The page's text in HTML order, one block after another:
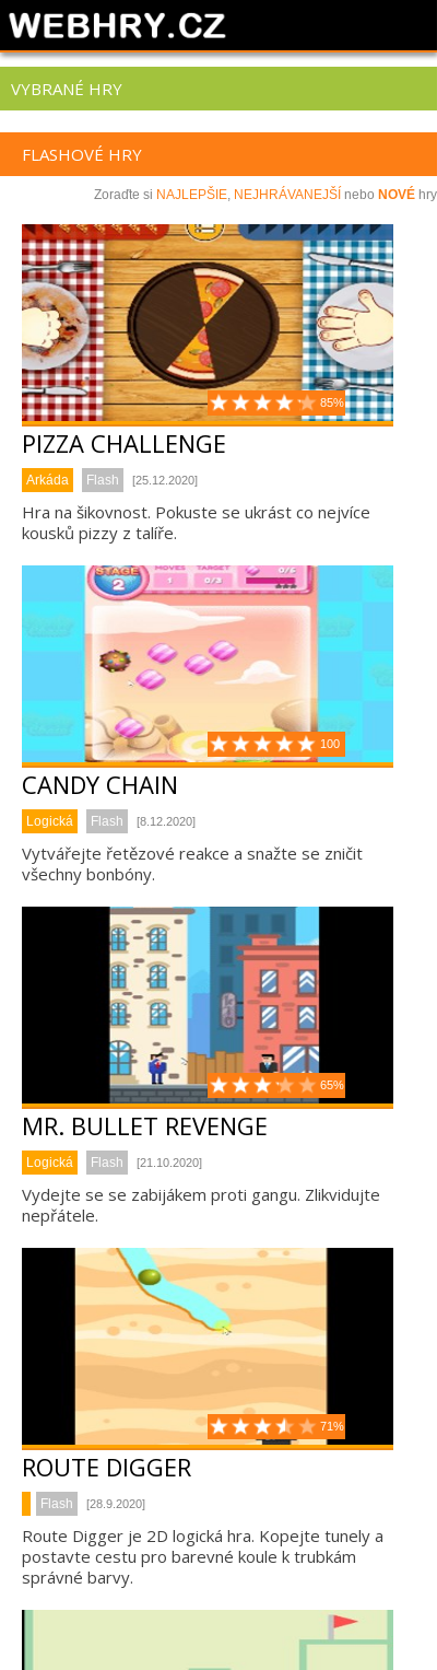
VYBRANÉ HRY
FLASHOVÉ HRY
Zoraďte si NAJLEPŠIE, NEJHRÁVANEJŠÍ nebo NOVÉ hry
85%
PIZZA CHALLENGE
Arkáda Flash [25.12.2020]
Hra na šikovnost. Pokuste se ukrást co nejvíce
kousků pizzy z talíře.
100
CANDY CHAIN
Logická Flash [8.12.2020]
Vytvářejte řetězové reakce a snažte se zničit
všechny bonbóny.
65%
MR. BULLET REVENGE
Logická Flash [21.10.2020]
Vydejte se se zabijákem proti gangu. Zlikvidujte
nepřátele.
71%
ROUTE DIGGER
Flash [28.9.2020]
Route Digger je 2D logická hra. Kopejte tunely a
postavte cestu pro barevné koule k trubkám
správné barvy.